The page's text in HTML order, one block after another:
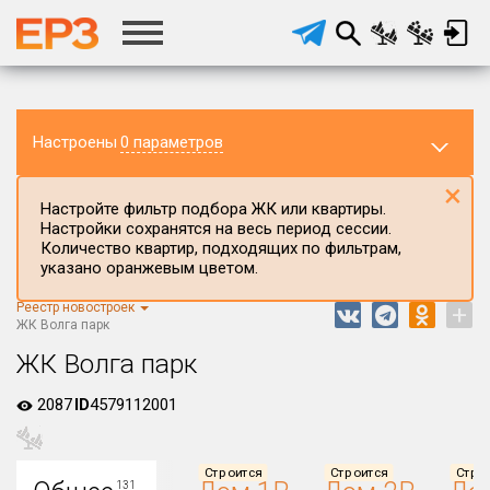
Настроены 0 параметров
Регион ЖК
Все
Настройте фильтр подбора ЖК или квартиры.
Настройки сохранятся на весь период сессии.
Количество квартир, подходящих по фильтрам,
указано оранжевым цветом.
×
Реестр новостроек
ЖК Волга парк
+
ЖК Волга парк
2087ID4579112001
131
Строится Строится